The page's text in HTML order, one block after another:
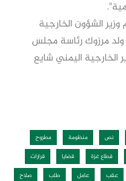
الشؤون الخارجية
ولد مرزوك رئاسة مجلس
الخارجية اليمني شايع
نص منظومة
مطروح
قطاع غزة قضايا
قرارات
عقب عامل طلب صلاح